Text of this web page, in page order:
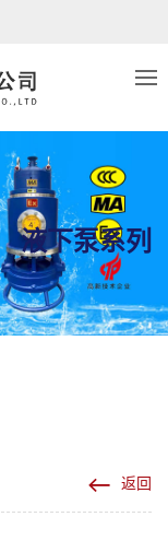
电话：0533-4518439
液下泵系列
返回